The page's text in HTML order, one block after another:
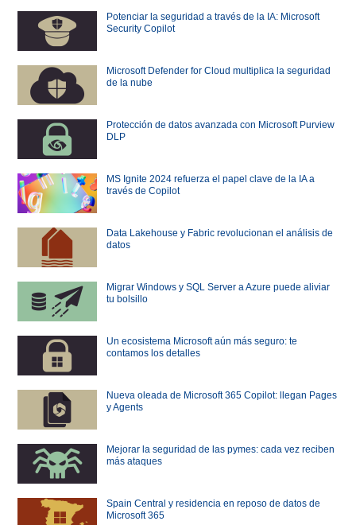
Potenciar la seguridad a través de la IA: Microsoft
Security Copilot
Microsoft Defender for Cloud multiplica la seguridad
de la nube
Protección de datos avanzada con Microsoft Purview
DLP
MS Ignite 2024 refuerza el papel clave de la IA a
través de Copilot
Data Lakehouse y Fabric revolucionan el análisis de
datos
Migrar Windows y SQL Server a Azure puede aliviar
tu bolsillo
Un ecosistema Microsoft aún más seguro: te
contamos los detalles
Nueva oleada de Microsoft 365 Copilot: llegan Pages
y Agents
Mejorar la seguridad de las pymes: cada vez reciben
más ataques
Spain Central y residencia en reposo de datos de
Microsoft 365